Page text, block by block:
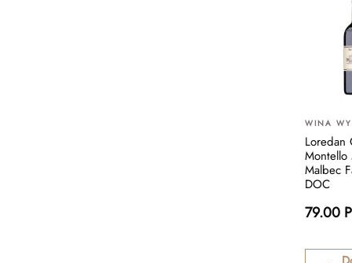
WINA
Loredan
Montello
Malbec
DOC
79.00